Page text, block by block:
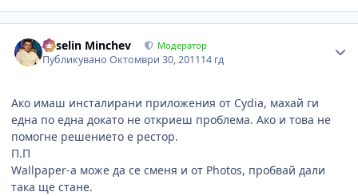
Veselin Minchev Модератор
ПубликуваноОктомври 30, 201114 гд
Ако имаш инсталирани приложения от Cydia, махай ги
една по една докато не откриеш проблема. Ако и това не
помогне решението е рестор.
П.П
Wallpaper-а може да се сменя и от Photos, пробвай дали
така ще стане.